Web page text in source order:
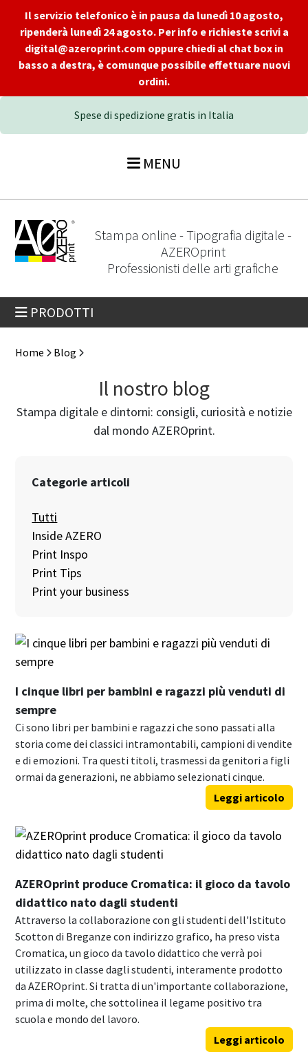
Il servizio telefonico è in pausa da lunedì 10 agosto,
ripenderà lunedì 24 agosto. Per info e richieste scrivi a
digital@azeroprint.com oppure chiedi al chat box in
basso a destra, è comunque possibile effettuare nuovi
ordini.
Spese di spedizione gratis in Italia
MENU
Stampa online - Tipografia digitale -
AZEROprint
Professionisti delle arti grafiche
PRODOTTI
Home Blog
Il nostro blog
Stampa digitale e dintorni: consigli, curiosità e notizie
dal mondo AZEROprint.
Categorie articoli
Tutti
Inside AZERO
Print Inspo
Print Tips
Print your business
I cinque libri per bambini e ragazzi più venduti di
sempre
Ci sono libri per bambini e ragazzi che sono passati alla
storia come dei classici intramontabili, campioni di vendite
e di emozioni. Tra questi titoli, trasmessi da genitori a figli
ormai da generazioni, ne abbiamo selezionati cinque.
Leggi articolo
AZEROprint produce Cromatica: il gioco da tavolo
didattico nato dagli studenti
Attraverso la collaborazione con gli studenti dell'Istituto
Scotton di Breganze con indirizzo grafico, ha preso vista
Cromatica, un gioco da tavolo didattico che verrà poi
utilizzato in classe dagli studenti, interamente prodotto
da AZEROprint. Si tratta di un'importante collaborazione,
prima di molte, che sottolinea il legame positivo tra
scuola e mondo del lavoro.
Leggi articolo